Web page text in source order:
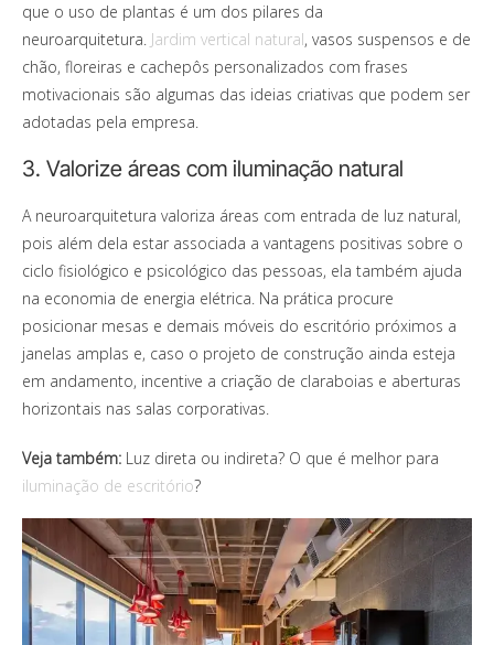
que o uso de plantas é um dos pilares da
neuroarquitetura. Jardim vertical natural, vasos suspensos e de
chão, floreiras e cachepôs personalizados com frases
motivacionais são algumas das ideias criativas que podem ser
adotadas pela empresa.
3. Valorize áreas com iluminação natural
A neuroarquitetura valoriza áreas com entrada de luz natural,
pois além dela estar associada a vantagens positivas sobre o
ciclo fisiológico e psicológico das pessoas, ela também ajuda
na economia de energia elétrica. Na prática procure
posicionar mesas e demais móveis do escritório próximos a
janelas amplas e, caso o projeto de construção ainda esteja
em andamento, incentive a criação de claraboias e aberturas
horizontais nas salas corporativas.
Veja também: Luz direta ou indireta? O que é melhor para
iluminação de escritório?